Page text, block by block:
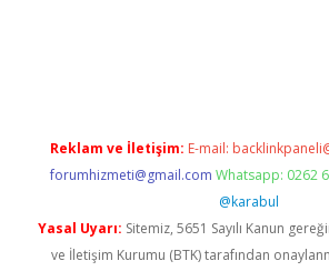
Reklam ve İletişim: E-mail:
forumhizmeti@gmail.com Whatsapp: 0262
@karabul
Yasal Uyarı: Sitemiz, 5651 Sayılı Kanun
ve İletişim Kurumu (BTK) tarafından